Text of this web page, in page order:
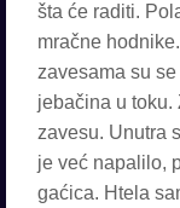
šta će raditi.
mračne
zavesama su
jebačina u
zavesu. Unutra
je već napalilo,
gaćica. Htela